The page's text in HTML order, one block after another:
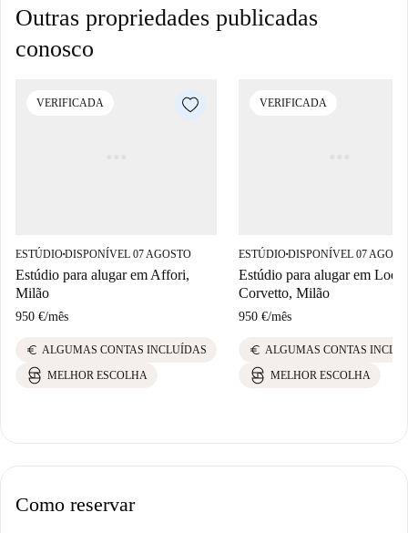
Outras propriedades publicadas
conosco
VERIFICADA
ESTÚDIO■DISPONÍVEL 07 AGOSTO
Estúdio para alugar em Affori,
Milão
950 €/mês
euro ALGUMAS CONTAS INCLUÍDAS
MELHOR ESCOLHA
VERIFICADA
ESTÚDIO■DISPONÍVEL 07
Estúdio para alugar em Lodi-
Corvetto, Milão
950 €/mês
euro ALGUMAS CONTAS
MELHOR ESCOLHA
Como reservar